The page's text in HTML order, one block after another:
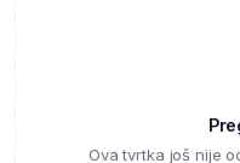
Ova tvrtka još nije